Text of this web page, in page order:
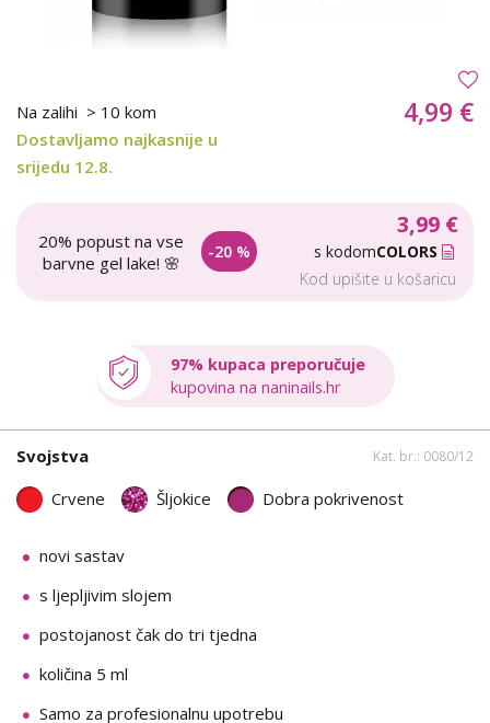
Na zalihi > 10 kom
Dostavljamo najkasnije u
srijedu 12.8.
4,99 €
20% popust na vse
barvne gel lake! 🌸
-20 %
3,99 €
s kodomCOLORS
Kod upišite u košaricu
97% kupaca preporučuje
kupovina na naninails.hr
Svojstva Kat. br.: 0080/12
Crvene Šljokice Dobra pokrivenost
novi sastav
s ljepljivim slojem
postojanost čak do tri tjedna
količina 5 ml
Samo za profesionalnu upotrebu